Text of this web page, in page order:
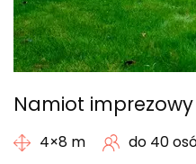
Namiot
4×8 m do 40